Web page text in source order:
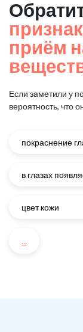
приём
Если заметили у
вероятность, что
покраснение
в глазах
цвет кожи
...